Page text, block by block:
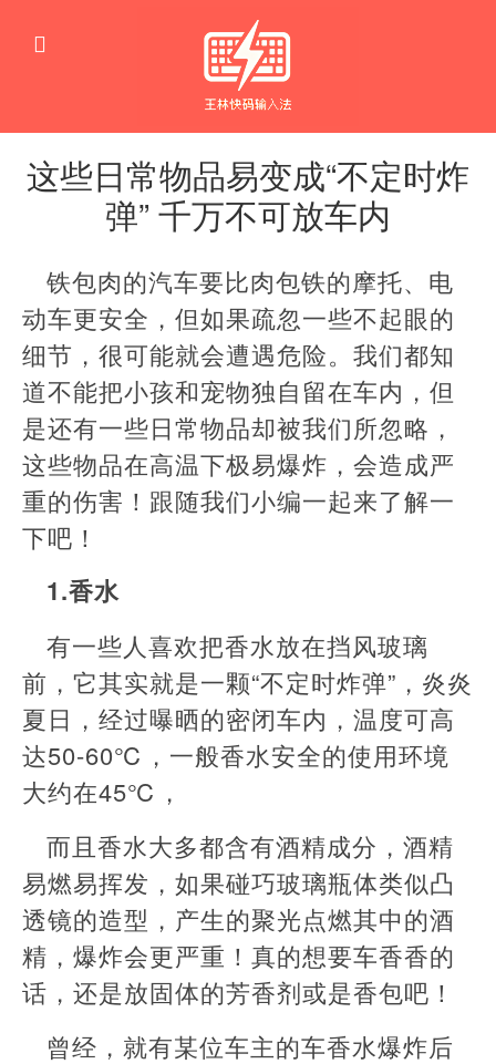
这些日常物品易变成“不定时炸
弹” 千万不可放车内
窍
门
铁包肉的汽车要比肉包铁的摩托、电
动车更安全，但如果疏忽一些不起眼的
细节，很可能就会遭遇危险。我们都知
道不能把小孩和宠物独自留在车内，但
是还有一些日常物品却被我们所忽略，
这些物品在高温下极易爆炸，会造成严
重的伤害！跟随我们小编一起来了解一
下吧！
1.香水
有一些人喜欢把香水放在挡风玻璃
前，它其实就是一颗“不定时炸弹”，炎炎
夏日，经过曝晒的密闭车内，温度可高
达50-60℃，一般香水安全的使用环境
大约在45℃，
而且香水大多都含有酒精成分，酒精
易燃易挥发，如果碰巧玻璃瓶体类似凸
透镜的造型，产生的聚光点燃其中的酒
精，爆炸会更严重！真的想要车香香的
话，还是放固体的芳香剂或是香包吧！
曾经，就有某位车主的车香水爆炸后